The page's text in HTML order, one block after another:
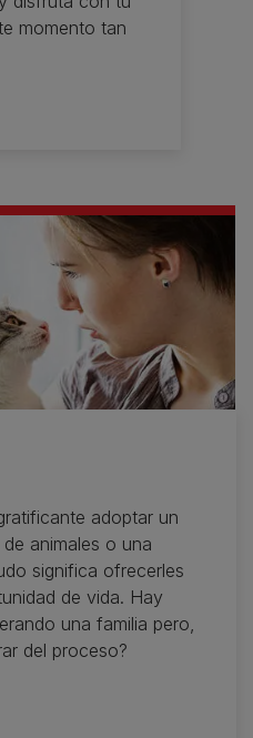
momento tan
adoptar un
animales o una
significa ofrecerles
de vida. Hay
una familia pero,
del proceso?